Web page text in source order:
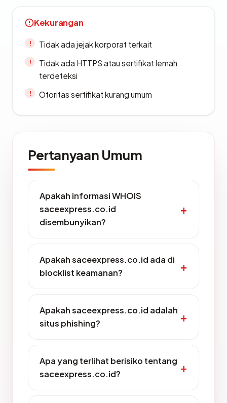
Kekurangan
Tidak ada jejak korporat terkait
Tidak ada HTTPS atau sertifikat lemah
terdeteksi
Otoritas sertifikat kurang umum
Pertanyaan Umum
Apakah informasi WHOIS
saceexpress.co.id
disembunyikan?
Apakah saceexpress.co.id ada di
blocklist keamanan?
Apakah saceexpress.co.id adalah
situs phishing?
Apa yang terlihat berisiko tentang
saceexpress.co.id?